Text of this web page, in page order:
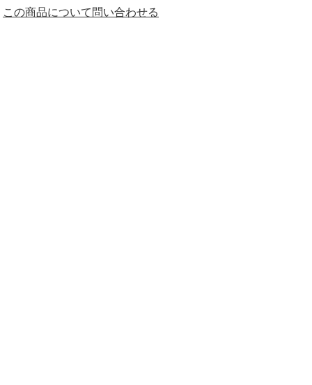
この商品について問い合わせる